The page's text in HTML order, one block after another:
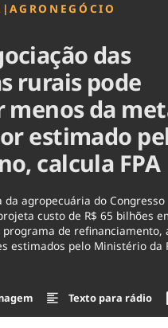
|AGRONEGÓCIO
das
rurais pode
menos da
estimado
calcula FPA
da agropecuária do Congresso
custo de R$ 65 bilhões
de refinanciamento,
estimados pelo Ministério da
Texto para rádio